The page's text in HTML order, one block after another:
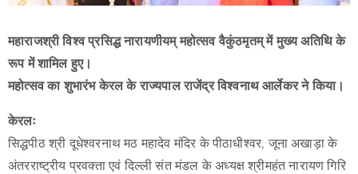
महाराजश्री विश्व प्रसिद्ध नारायणीयम् महोत्सव वैकुंठमृतम् में मुख्य अतिथि के
रूप में शामिल हुए।
महोत्सव का शुभारंभ केरल के राज्यपाल राजेंद्र विश्वनाथ आर्लेकर ने किया।
केरलः
सिद्धपीठ श्री दूधेश्वरनाथ मठ महादेव मंदिर के पीठाधीश्वर, जूना अखाड़ा के
अंतरराष्ट्रीय प्रवक्ता एवं दिल्ली संत मंडल के अध्यक्ष श्रीमहंत नारायण गिरि